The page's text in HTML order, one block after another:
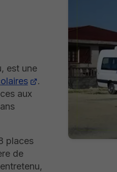
est une
.
aux
places
de